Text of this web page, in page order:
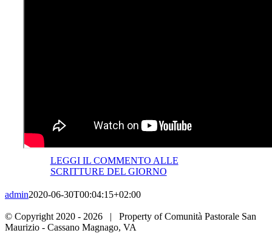
LEGGI IL COMMENTO ALLE
SCRITTURE DEL GIORNO
admin2020-06-30T00:04:15+02:00
© Copyright 2020 - 2026 | Property of Comunità Pastorale San
Maurizio - Cassano Magnago, VA